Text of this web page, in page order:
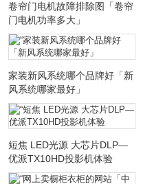
卷帘门电机故障排除图「卷帘
门电机功率多大」
家装新风系统哪个品牌好「新
风系统哪家最好」
短焦 LED光源 大芯片DLP—
优派TX10HD投影机体验